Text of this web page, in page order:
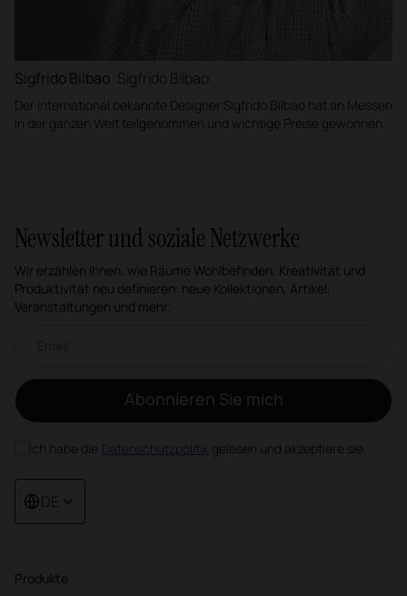
Sigfrido Bilbao Sigfrido Bilbao
Der international bekannte Designer Sigfrido Bilbao hat an Messen
in der ganzen Welt teilgenommen und wichtige Preise gewonnen.
Produkte
Newsletter und soziale Netzwerke
Wir erzählen Ihnen, wie Räume Wohlbefinden, Kreativität und
Produktivität neu definieren: neue Kollektionen, Artikel,
Veranstaltungen und mehr.
Abonnieren Sie mich
Ich habe die Datenschutzpolitik gelesen und akzeptiere sie
DE